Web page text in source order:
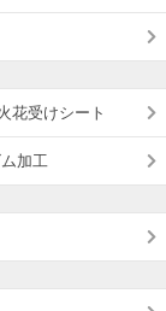
花受けシート
加工